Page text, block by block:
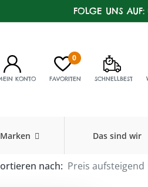
FOLGE UNS AUF:
KONTO
0
FAVORITEN SCHNELLBEST
Das sind wir
nach: Preis aufsteigend